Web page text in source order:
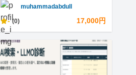
muhammadabdull
- (0) 17,000円